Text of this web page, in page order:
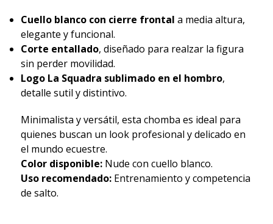
Cuello blanco con cierre frontal a media altura,
elegante y funcional.
Corte entallado, diseñado para realzar la figura
sin perder movilidad.
Logo La Squadra sublimado en el hombro,
detalle sutil y distintivo.
Minimalista y versátil, esta chomba es ideal para
quienes buscan un look profesional y delicado en
el mundo ecuestre.
Color disponible:Nude con cuello blanco.
Uso recomendado:Entrenamiento y competencia
de salto.